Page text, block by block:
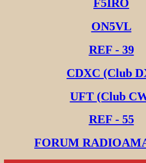
F5IRO
ON5VL
REF - 39
CDXC (Club
UFT (Club
REF - 55
FORUM